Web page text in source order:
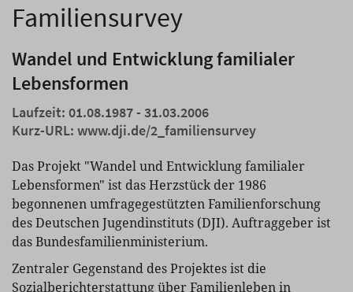
Familiensurvey
Wandel und Entwicklung familialer
Lebensformen
Laufzeit: 01.08.1987 - 31.03.2006
Kurz-URL: www.dji.de/2_familiensurvey
Das Projekt "Wandel und Entwicklung familialer
Lebensformen" ist das Herzstück der 1986
begonnenen umfragegestützten Familienforschung
des Deutschen Jugendinstituts (DJI). Auftraggeber ist
das Bundesfamilienministerium.
Zentraler Gegenstand des Projektes ist die
Sozialberichterstattung über Familienleben in